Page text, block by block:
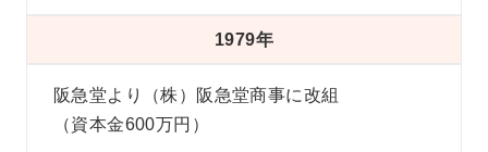
1979年
阪急堂より（株）阪急堂商事に改組
（資本金600万円）